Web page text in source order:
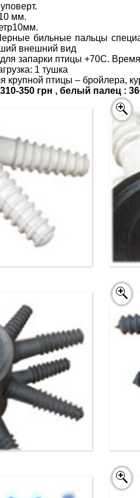
мм.
бильные пальцы
внешний вид
запарки птицы +70С. Время
1 тушка
крупной птицы – бройлера,
350 грн , белый палец :